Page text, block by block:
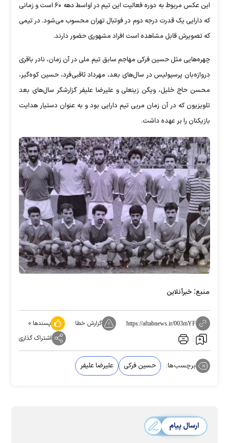
این عکس مربوط به دوره فعالیت این تیم در اواسط دهه ۶۰ است و زمانی
که دارایی یک قدرت درجه دوم در فوتبال تهران محسوب می‌شود. در تیمی
که تصویرش قابل مشاهده است افراد مشهوری حضور دارند.
چهره‌هایی مثل حسین فرکی مهاجم سابق تیم ملی در آن زمان، نادر باقری
دروازه‌بان پرسپولیس در سال‌های بعد، مهرداد ثاقبی‌فرد، حسین کوه‌گیر،
محسن حاج خلیل، ویگن زینعلی و علیرضا علیفر گزارشگر سال‌های بعد
تلویزیون که در آن زمان مربی تیم دارایی بود و به عنوان دستیار هدایت
بازیکنان را بر عهده داشت.
منبع: خبرآنلاین
https://aftabnews.ir/003mYF گزارش خطا پسندها:۰
اشتراک گذاری
برچسب‌ها: حسین فرکی علیرضا علیفر
ارسال پیام